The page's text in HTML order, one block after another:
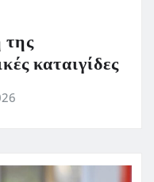
καταιγίδες